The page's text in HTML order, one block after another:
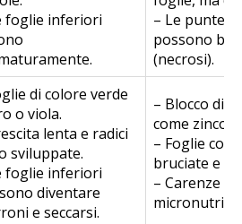
foglie inferiori
– Le punte
possono
(necrosi).
di colore verde
o viola.
lenta e radici
sviluppate.
foglie inferiori
diventare
e seccarsi.
– Blocco di
come zinco
– Foglie con
bruciate e
– Carenze